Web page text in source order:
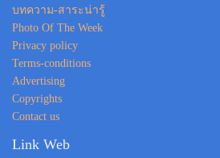
บทความ-สาระน่ารู้
Photo Of The Week
Privacy policy
Terms-conditions
Advertising
Copyrights
Contact us
Link Web